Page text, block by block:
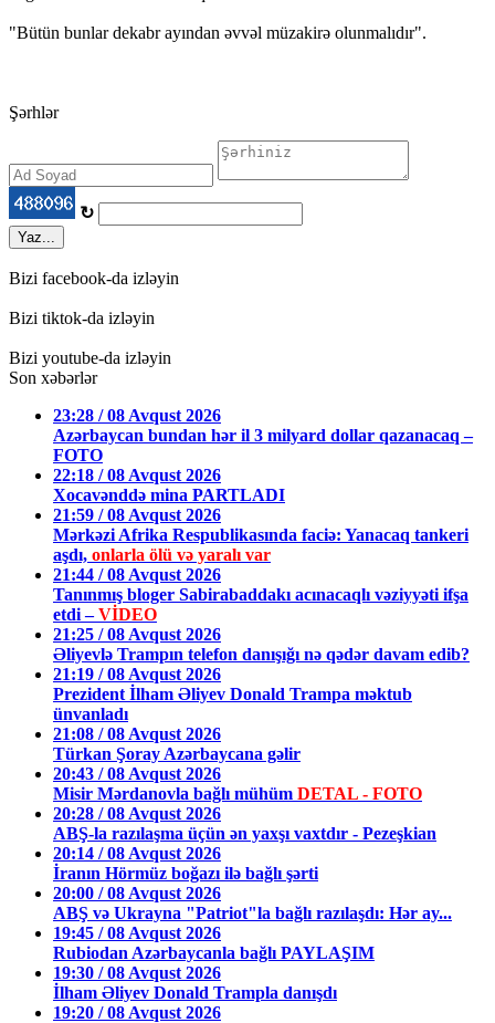
"Bütün bunlar dekabr ayından əvvəl müzakirə olunmalıdır".
Şərhlər
↻
Yaz...
Bizi facebook-da izləyin
Bizi tiktok-da izləyin
Bizi youtube-da izləyin
Son xəbərlər
23:28 / 08 Avqust 2026
Azərbaycan bundan hər il 3 milyard dollar qazanacaq –
FOTO
22:18 / 08 Avqust 2026
Xocavənddə mina PARTLADI
21:59 / 08 Avqust 2026
Mərkəzi Afrika Respublikasında faciə: Yanacaq tankeri
aşdı, onlarla ölü və yaralı var
21:44 / 08 Avqust 2026
Tanınmış bloger Sabirabaddakı acınacaqlı vəziyyəti ifşa
etdi –VİDEO
21:25 / 08 Avqust 2026
Əliyevlə Trampın telefon danışığı nə qədər davam edib?
21:19 / 08 Avqust 2026
Prezident İlham Əliyev Donald Trampa məktub
ünvanladı
21:08 / 08 Avqust 2026
Türkan Şoray Azərbaycana gəlir
20:43 / 08 Avqust 2026
Misir Mərdanovla bağlı mühüm DETAL - FOTO
20:28 / 08 Avqust 2026
ABŞ-la razılaşma üçün ən yaxşı vaxtdır - Pezeşkian
20:14 / 08 Avqust 2026
İranın Hörmüz boğazı ilə bağlı şərti
20:00 / 08 Avqust 2026
ABŞ və Ukrayna "Patriot"la bağlı razılaşdı: Hər ay...
19:45 / 08 Avqust 2026
Rubiodan Azərbaycanla bağlı PAYLAŞIM
19:30 / 08 Avqust 2026
İlham Əliyev Donald Trampla danışdı
19:20 / 08 Avqust 2026